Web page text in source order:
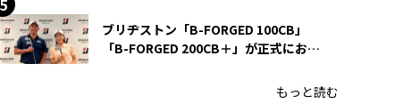
ブリヂストン「B-FORGED 100CB」
「B-FORGED 200CB＋」が正式にお披
もっと読む